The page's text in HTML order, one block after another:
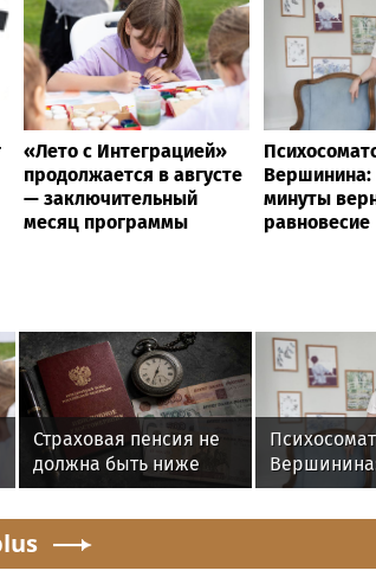
«Лето с Интеграцией»
продолжается в августе
— заключительный
месяц программы
Вершинина:
минуты
равновесие
Страховая пенсия не
должна быть ниже
40% среднего
заработка за
предпенсионный год
работы
минуты